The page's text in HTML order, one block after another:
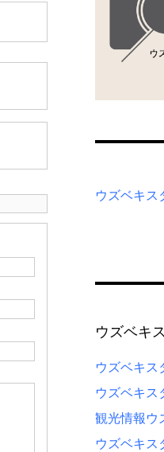
ウズベキス
ウズベキ
ウズベキス
ウズベキス
観光情報 ウ
ウズベキス